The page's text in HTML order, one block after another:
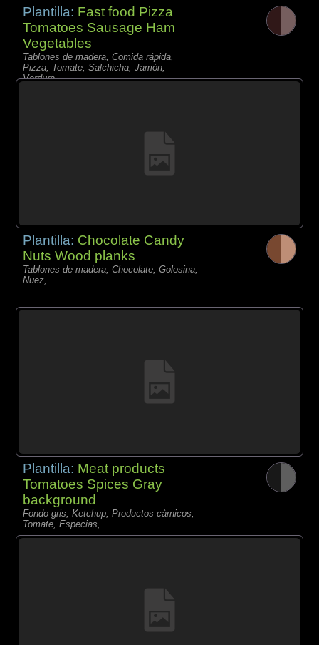
Plantilla: Fast food Pizza
Tomatoes Sausage Ham
Vegetables
Tablones de madera, Comida rápida,
Pizza, Tomate, Salchicha, Jamón,
Verdura,
Plantilla: Chocolate Candy
Nuts Wood planks
Tablones de madera, Chocolate, Golosina,
Nuez,
Plantilla: Meat products
Tomatoes Spices Gray
background
Fondo gris, Ketchup, Productos càrnicos,
Tomate, Especias,